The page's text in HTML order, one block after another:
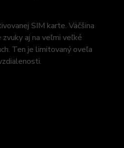
SIM karte. Väčšina
aj na veľmi veľké
Ten je limitovaný oveľa